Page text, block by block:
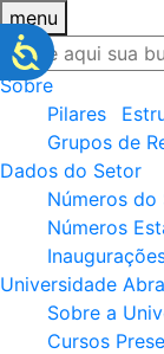
menu
Sobre
Pilares
Grupos de
Dados do Setor
Números do
Números
Universidade
Sobre a
Cursos